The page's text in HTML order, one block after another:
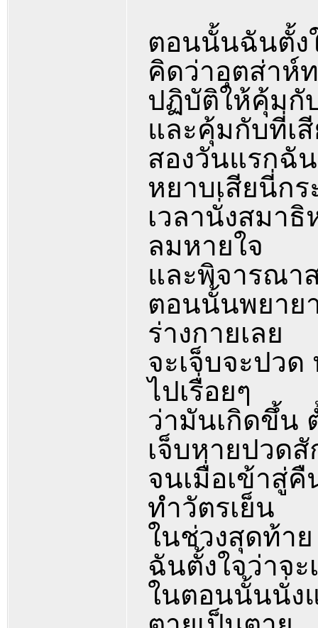
ตอนนั้นฉันตั้ง
คิดว่าอุตส่าห์
ปฏิบัติให้คุ้มกั
และคุ้มกับที่เ
สองวันแรกฉั
หยาบเสียนี่กร
เวลานั่งสมา
ลมหายใจ
และพิจารณา
ตอนนั้นพยาย
ร่างกายเลย
จะเจ็บจะปว
ไปเรื่อยๆ
ว่ามันเกิดขึ้น
เจ็บหายปวด
จนเมื่อเข้าสู่
ทำวัตรเย็น
ในช่วงสุดท้า
ฉันตั้งใจว่าจ
ในตอนนั้นนั่ง